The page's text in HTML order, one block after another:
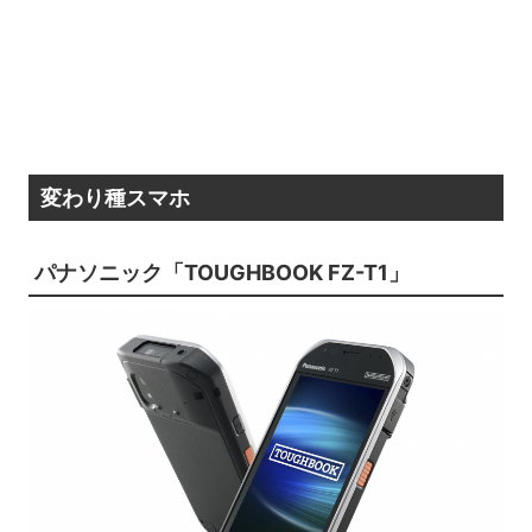
変わり種スマホ
パナソニック「TOUGHBOOK FZ-T1」